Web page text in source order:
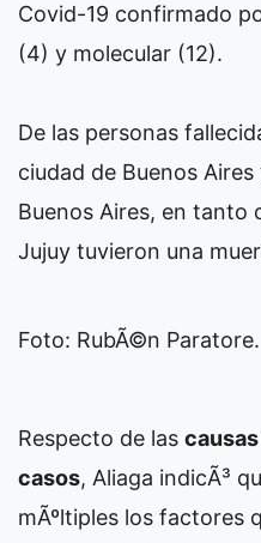
Covid-19 confirmado
(4) y molecular (12).
De las personas
ciudad de Buenos
Buenos Aires, en tanto
Jujuy tuvieron una
Foto: RubÃ©n Paratore.
Respecto de las
casos, Aliaga indicÃ³
mÃºltiples los factores